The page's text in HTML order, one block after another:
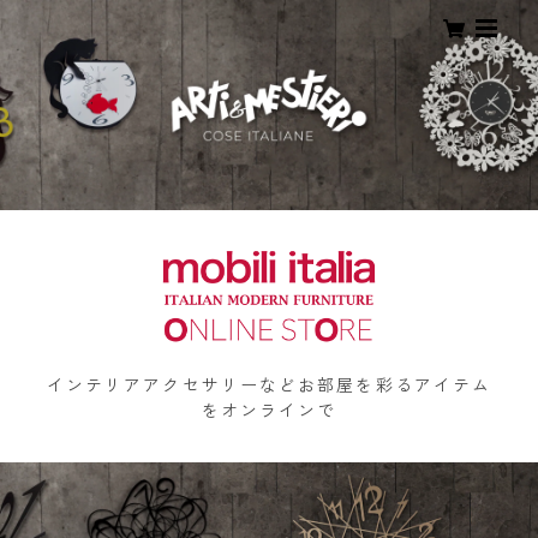
インテリアアクセサリーなどお部屋を彩るアイテム
をオンラインで